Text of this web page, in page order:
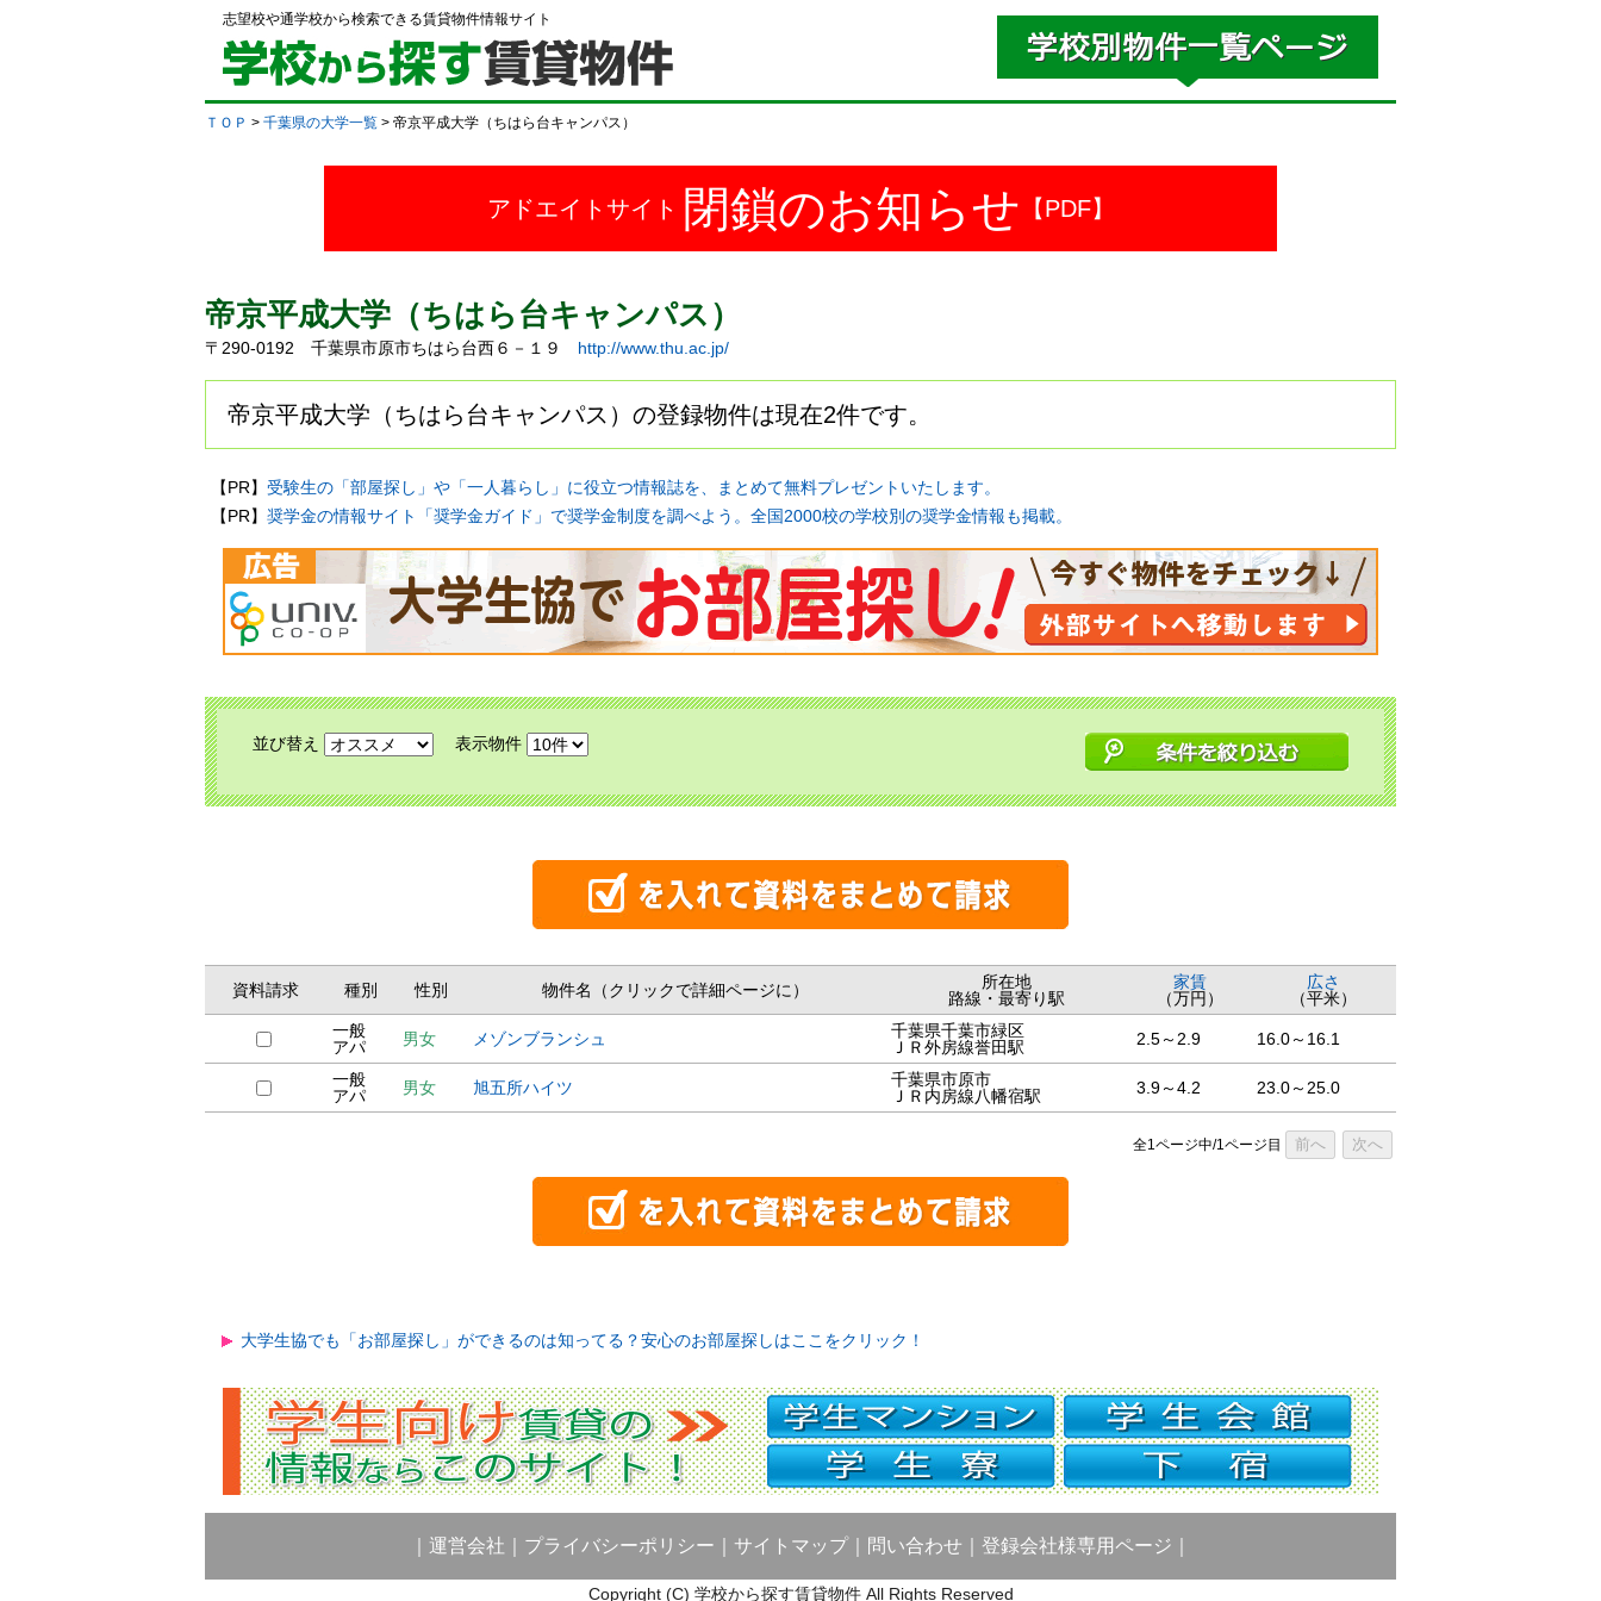
志望校や通学校から検索できる賃貸物件情報サイト
ＴＯＰ > 千葉県の大学一覧 > 帝京平成大学（ちはら台キャンパス）
アドエイトサイト 閉鎖のお知らせ 【PDF】
帝京平成大学（ちはら台キャンパス）
〒290-0192 千葉県市原市ちはら台西６－１９ http://www.thu.ac.jp/
帝京平成大学（ちはら台キャンパス）の登録物件は現在2件です。
【PR】 受験生の「部屋探し」や「一人暮らし」に役立つ情報誌を、まとめて無料プレゼントいたします。
【PR】 奨学金の情報サイト「奨学金ガイド」で奨学金制度を調べよう。全国2000校の学校別の奨学金情報も掲載。
並び替え 表示物件
資料請求 種別 性別 物件名（クリックで詳細ページに）
所在地
路線・最寄り駅
家賃
（万円）
広さ
（平米）
一般
アパ
男女 メゾンブランシュ
千葉県千葉市緑区
ＪＲ外房線誉田駅
2.5～2.9 16.0～16.1
一般
アパ
男女 旭五所ハイツ
千葉県市原市
ＪＲ内房線八幡宿駅
3.9～4.2 23.0～25.0
全1ページ中/1ページ目 前へ 次へ
大学生協でも「お部屋探し」ができるのは知ってる？安心のお部屋探しはここをクリック！
運営会社 プライバシーポリシー サイトマップ｜ 問い合わせ 登録会社様専用ページ
Copyright (C) 学校から探す賃貸物件 All Rights Reserved